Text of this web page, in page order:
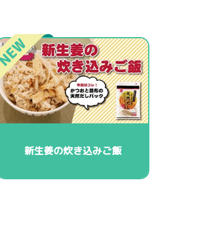
新生姜の炊き込みご飯